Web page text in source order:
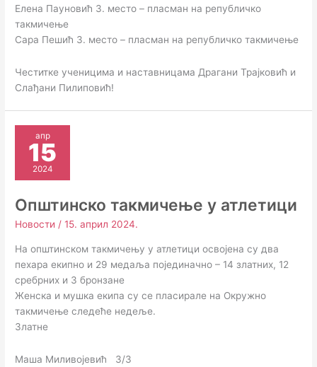
Елена Пауновић 3. место – пласман на републичко
такмичење
Сара Пешић 3. место – пласман на републичко такмичење
Честитке ученицима и наставницама Драгани Трајковић и
Слађани Пилиповић!
апр
15
2024
Општинско такмичење у атлетици
Новости /15. април 2024.
На општинском такмичењу у атлетици освојена су два
пехара екипно и 29 медаља појединачно – 14 златних, 12
сребрних и 3 бронзане
Женска и мушка екипа су се пласирале на Окружно
такмичење следеће недеље.
Златне
Маша Миливојевић 3/3